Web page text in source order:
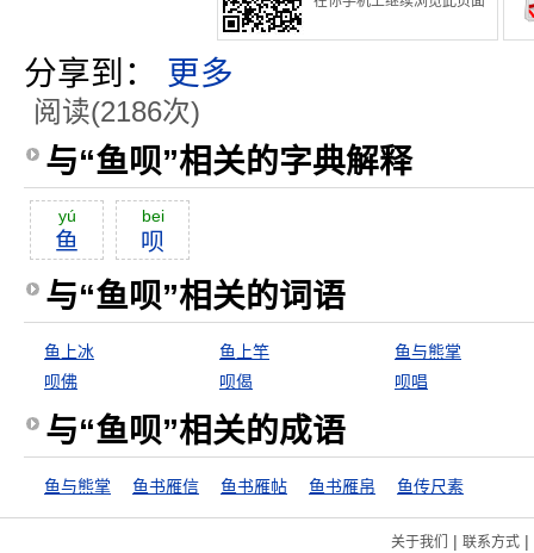
分享到： 更多
阅读(2186次)
与“鱼呗”相关的字典解释
yú
鱼
bei
呗
与“鱼呗”相关的词语
鱼上冰 鱼上竿
鱼与熊掌
呗佛
呗偈 呗唱
与“鱼呗”相关的成语
鱼与熊掌 鱼书雁信 鱼书雁帖 鱼书雁帛 鱼传尺素
关于我们 | 联系方式|